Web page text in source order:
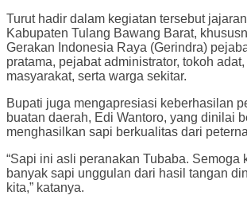
Turut hadir dalam kegiatan tersebut
Kabupaten Tulang Bawang Barat,
Gerakan Indonesia Raya (Gerindra)
pratama, pejabat administrator, tokoh adat,
masyarakat, serta warga sekitar.
Bupati juga mengapresiasi keberhasilan
buatan daerah, Edi Wantoro, yang dinilai
menghasilkan sapi berkualitas dari
“Sapi ini asli peranakan Tubaba. Semoga
banyak sapi unggulan dari hasil tangan
kita,” katanya.